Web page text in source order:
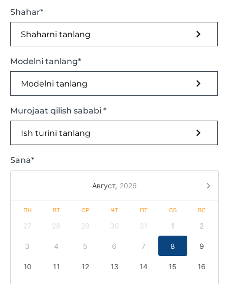
Shahar*
Shaharni tanlang
Modelni tanlang*
Modelni tanlang
Murojaat qilish sababi *
Ish turini tanlang
Sana*
Август, 2026
ПН ВТ СР ЧТ ПТ СБ ВС
27 28 29 30 31 1 2
3 4 5 6 7 8 9
10 11 12 13 14 15 16